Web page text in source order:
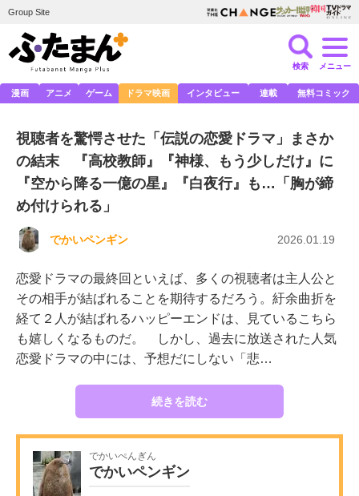
Group Site
検索 メニュー
漫画 アニメ ゲーム ドラマ映画 インタビュー 連載 無料コミック
視聴者を驚愕させた「伝説の恋愛ドラマ」まさか
の結末 『高校教師』『神様、もう少しだけ』に
『空から降る一億の星』『白夜行』も…「胸が締
め付けられる」
でかいペンギン 2026.01.19
恋愛ドラマの最終回といえば、多くの視聴者は主人公と
その相手が結ばれることを期待するだろう。紆余曲折を
経て２人が結ばれるハッピーエンドは、見ているこちら
も嬉しくなるものだ。 しかし、過去に放送された人気
恋愛ドラマの中には、予想だにしない「悲…
続きを読む
でかいぺんぎん
でかいペンギン